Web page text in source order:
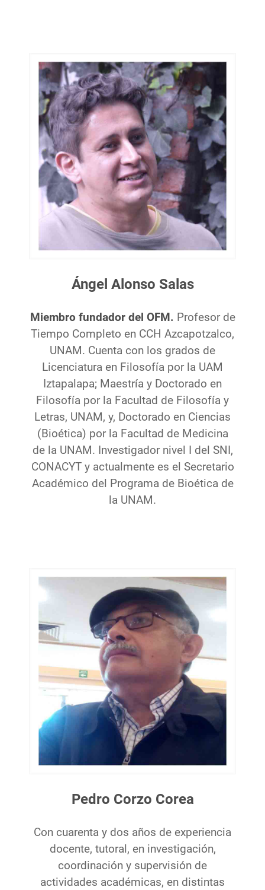
Ángel Alonso Salas
Miembro fundador del OFM. Profesor de
Tiempo Completo en CCH Azcapotzalco,
UNAM. Cuenta con los grados de
Licenciatura en Filosofía por la UAM
Iztapalapa; Maestría y Doctorado en
Filosofía por la Facultad de Filosofía y
Letras, UNAM, y, Doctorado en Ciencias
(Bioética) por la Facultad de Medicina
de la UNAM. Investigador nivel I del SNI,
CONACYT y actualmente es el Secretario
Académico del Programa de Bioética de
la UNAM.
Pedro Corzo Corea
Con cuarenta y dos años de experiencia
docente, tutoral, en investigación,
coordinación y supervisión de
actividades académicas, en distintas